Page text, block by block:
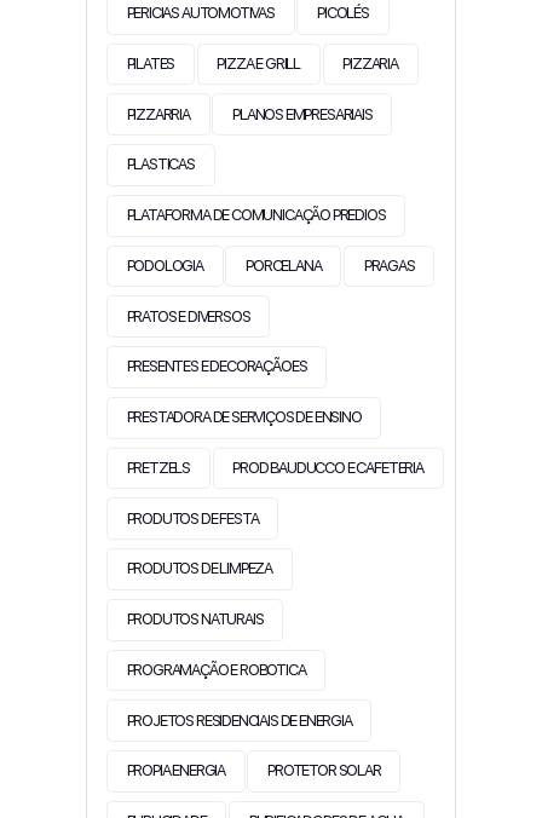
PERICIAS AUTOMOTIVAS PICOLÉS
PILATES PIZZA E GRILL PIZZARIA
PIZZARRIA PLANOS EMPRESARIAIS
PLASTICAS
PLATAFORMA DE COMUNICAÇÃO PREDIOS
PODOLOGIA PORCELANA PRAGAS
PRATOS E DIVERSOS
PRESENTES E DECORAÇÃOES
PRESTADORA DE SERVIÇOS DE ENSINO
PRETZELS PROD BAUDUCCO E CAFETERIA
PRODUTOS DE FESTA
PRODUTOS DE LIMPEZA
PRODUTOS NATURAIS
PROGRAMAÇÃO E ROBOTICA
PROJETOS RESIDENCIAIS DE ENERGIA
PROPIA ENERGIA PROTETOR SOLAR